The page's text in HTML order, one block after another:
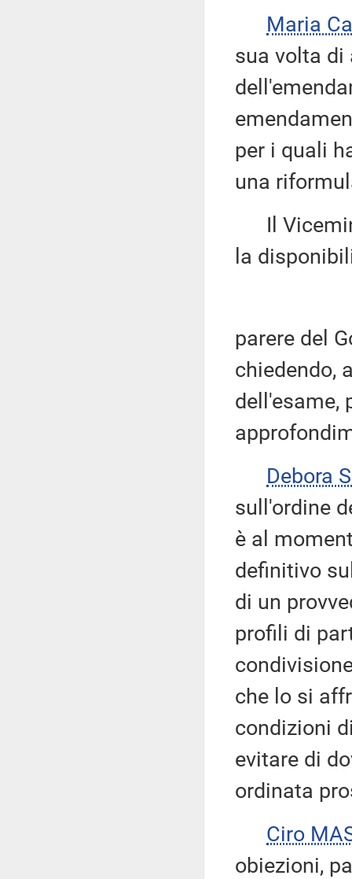
Maria
sua volta di
per i quali
una
Il
la
parere del
chiedendo,
dell'esame,
Debora
sull'ordine
è al
definitivo
di un
profili di
che lo si
condizioni
evitare di
ordinata
Ciro
obiezioni,